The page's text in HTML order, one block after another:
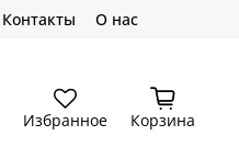
Контакты О нас
Избранное Корзина